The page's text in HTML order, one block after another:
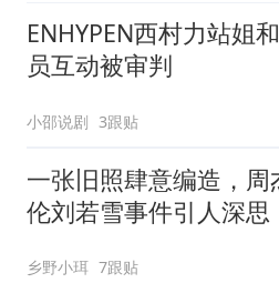
ENHYPEN西村力站姐
员互动被审判
小邵说剧 3跟贴
一张旧照肆意编造，周
伦刘若雪事件引人深思
乡野小珥 7跟贴